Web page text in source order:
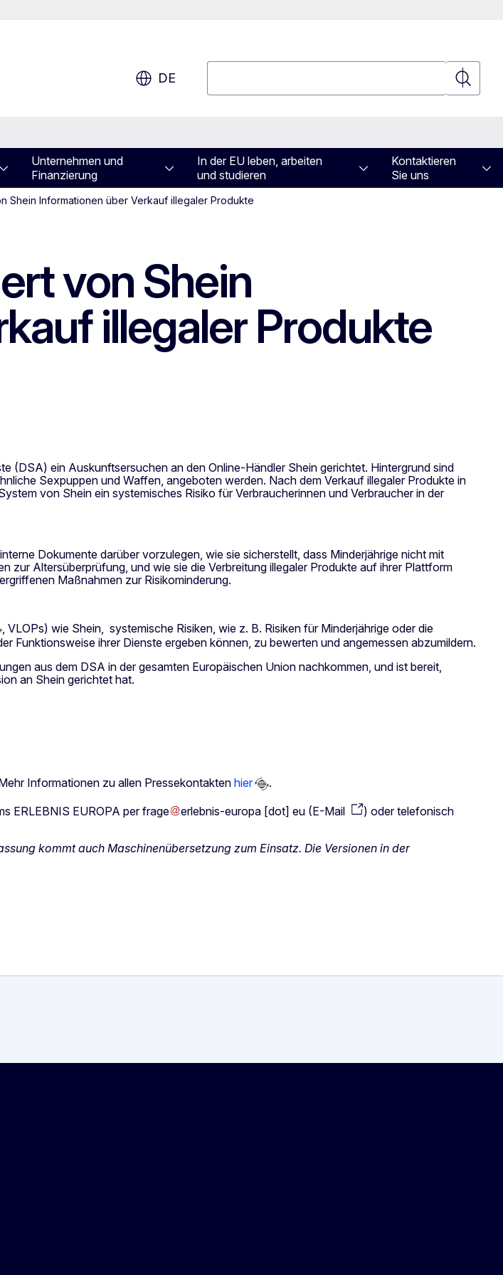
DE
Suchen
Unternehmen und
Finanzierung
In der EU leben, arbeiten
und studieren
Kontaktieren
Sie uns
Shein Informationen über Verkauf illegaler Produkte
von Shein
illegaler Produkte
(DSA) ein Auskunftsersuchen an den Online-Händler Shein gerichtet. Hintergrund sind
Sexpuppen und Waffen, angeboten werden. Nach dem Verkauf illegaler Produkte in
von Shein ein systemisches Risiko für Verbraucherinnen und Verbraucher in der
Dokumente darüber vorzulegen, wie sie sicherstellt, dass Minderjährige nicht mit
Altersüberprüfung, und wie sie die Verbreitung illegaler Produkte auf ihrer Plattform
Maßnahmen zur Risikominderung.
, VLOPs) wie Shein, systemische Risiken, wie z. B. Risiken für Minderjährige oder die
Funktionsweise ihrer Dienste ergeben können, zu bewerten und angemessen abzumildern.
aus dem DSA in der gesamten Europäischen Union nachkommen, und ist bereit,
an Shein gerichtet hat.
Informationen zu allen Pressekontakten hier
.
ERLEBNIS EUROPA perfrage erlebnis-europa [dot] eu (E-Mail ) oder telefonisch
kommt auch Maschinenübersetzung zum Einsatz. Die Versionen in der